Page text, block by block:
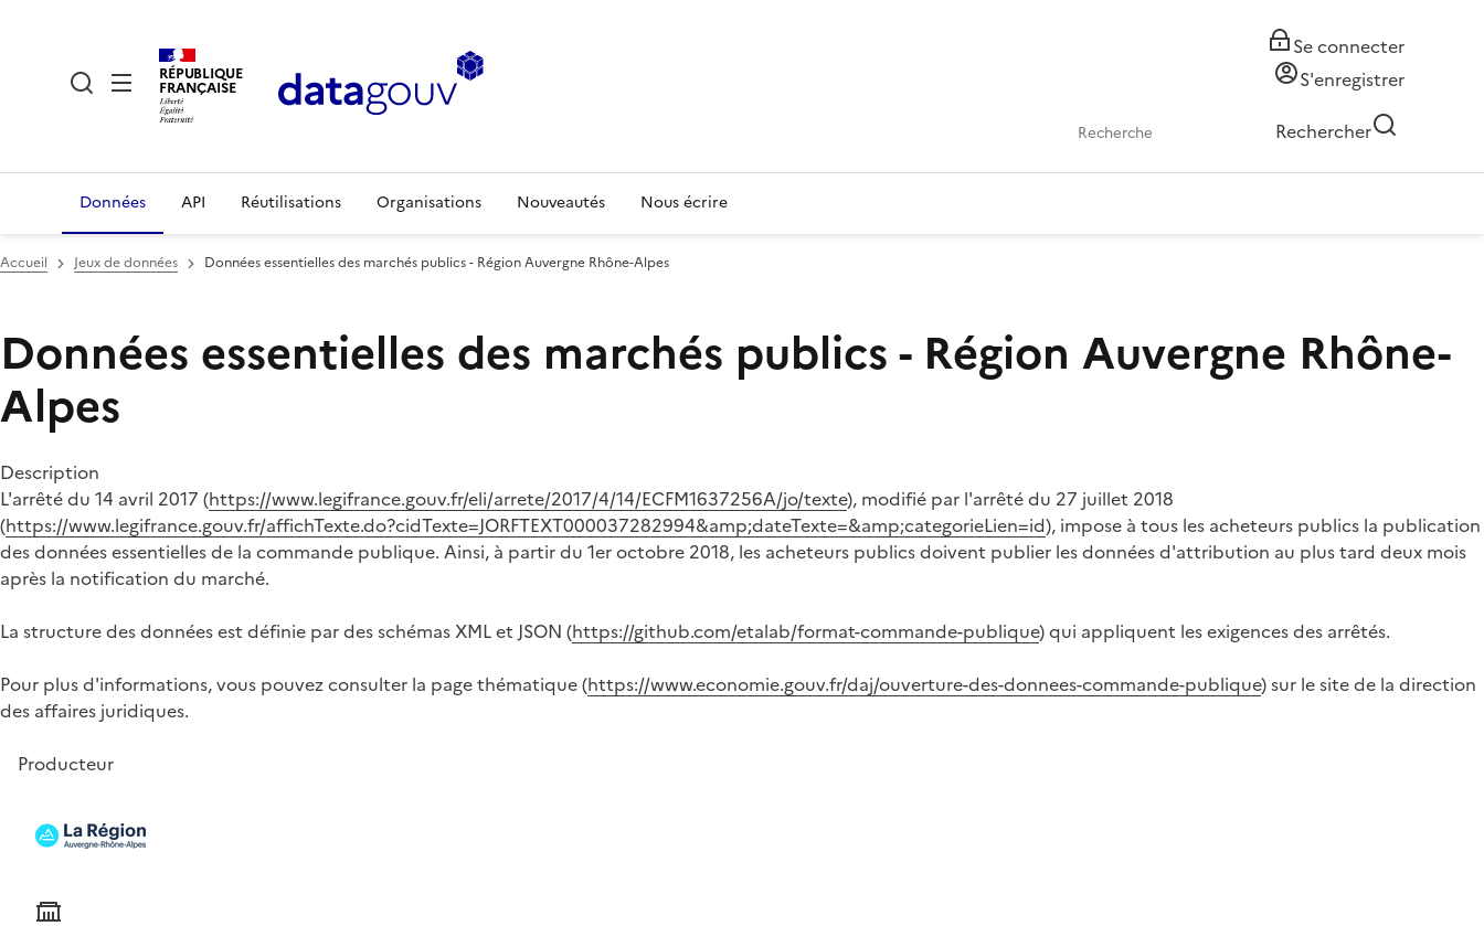
RÉPUBLIQUE
FRANÇAISE
Se connecter
S'enregistrer
Rechercher
Données API Réutilisations Organisations Nouveautés Nous écrire
Accueil Jeux de données Données essentielles des marchés publics - Région Auvergne Rhône-Alpes
Données essentielles des marchés publics - Région Auvergne Rhône-
Alpes
Description
L'arrêté du 14 avril 2017 (https://www.legifrance.gouv.fr/eli/arrete/2017/4/14/ECFM1637256A/jo/texte), modifié par l'arrêté du 27 juillet 2018
(https://www.legifrance.gouv.fr/affichTexte.do?cidTexte=JORFTEXT000037282994&amp;dateTexte=&amp;categorieLien=id), impose à tous les acheteurs publics la publication
des données essentielles de la commande publique. Ainsi, à partir du 1er octobre 2018, les acheteurs publics doivent publier les données d'attribution au plus tard deux mois
après la notification du marché.
La structure des données est définie par des schémas XML et JSON (https://github.com/etalab/format-commande-publique) qui appliquent les exigences des arrêtés.
Pour plus d'informations, vous pouvez consulter la page thématique (https://www.economie.gouv.fr/daj/ouverture-des-donnees-commande-publique) sur le site de la direction
des affaires juridiques.
Producteur